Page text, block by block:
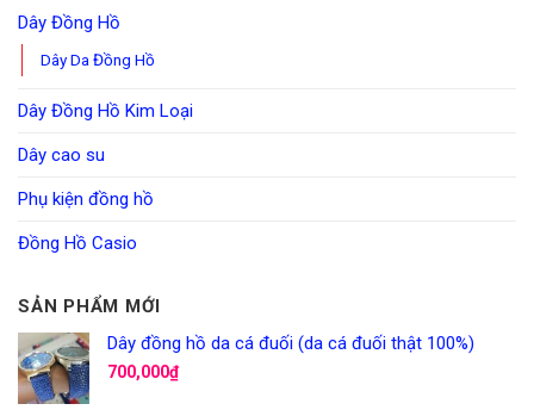
Dây Đồng Hồ
Dây Da Đồng Hồ
Dây Đồng Hồ Kim Loại
Dây cao su
Phụ kiện đồng hồ
Đồng Hồ Casio
SẢN PHẨM MỚI
Dây đồng hồ da cá đuối (da cá đuối thật 100%)
700,000₫